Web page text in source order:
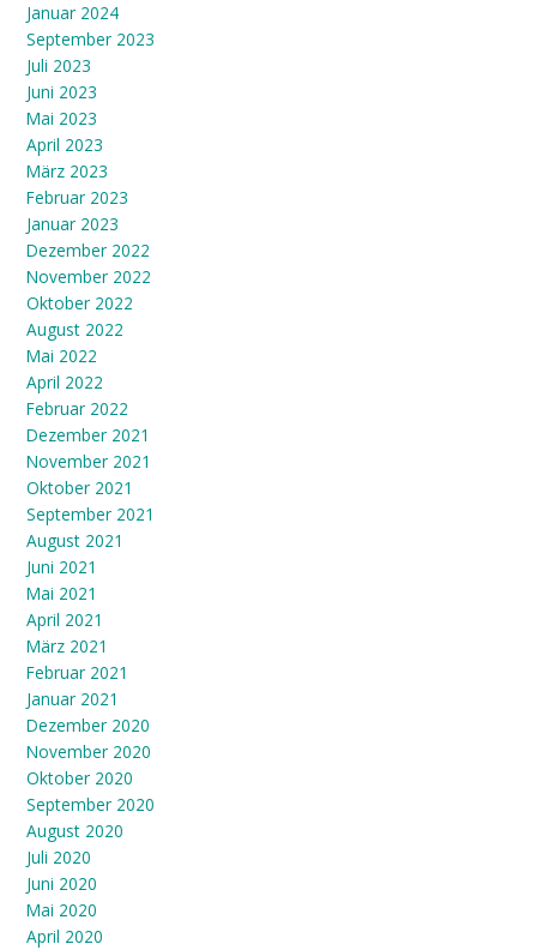
Januar 2024
September 2023
Juli 2023
Juni 2023
Mai 2023
April 2023
März 2023
Februar 2023
Januar 2023
Dezember 2022
November 2022
Oktober 2022
August 2022
Mai 2022
April 2022
Februar 2022
Dezember 2021
November 2021
Oktober 2021
September 2021
August 2021
Juni 2021
Mai 2021
April 2021
März 2021
Februar 2021
Januar 2021
Dezember 2020
November 2020
Oktober 2020
September 2020
August 2020
Juli 2020
Juni 2020
Mai 2020
April 2020